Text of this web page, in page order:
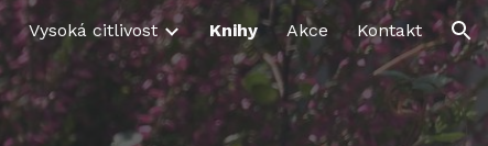
Vysoká citlivost Knihy Akce Kontakt